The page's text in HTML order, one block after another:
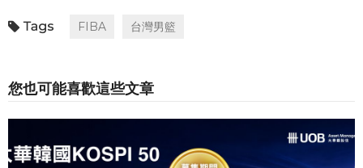
FIBA 台灣男籃
您也可能喜歡這些文章